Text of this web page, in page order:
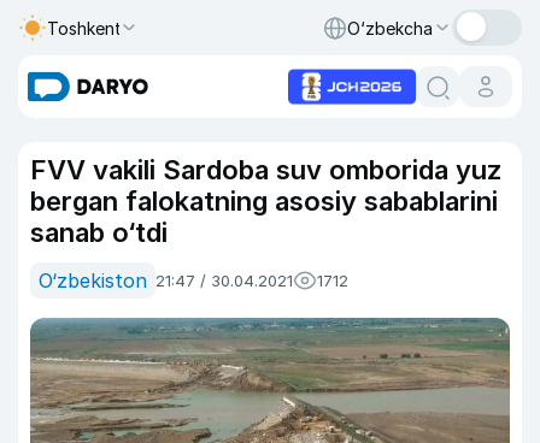
Toshkent O‘zbekcha
FVV vakili Sardoba suv omborida yuz
bergan falokatning asosiy sabablarini
sanab o‘tdi
O‘zbekiston 21:47 / 30.04.2021 1712